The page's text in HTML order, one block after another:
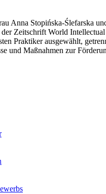
Anna Stopińska-Ślefarska
Zeitschrift World
Praktiker ausgewählt,
und Maßnahmen zur